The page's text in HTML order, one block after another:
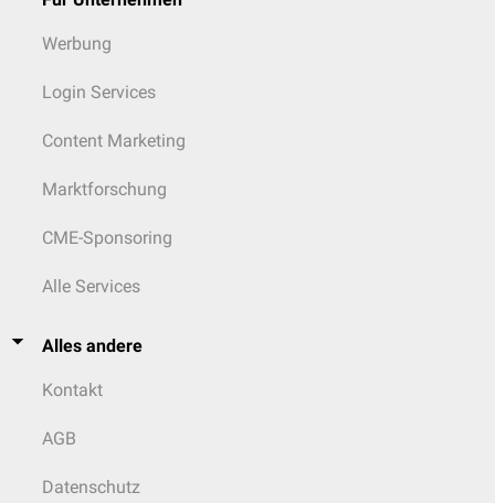
Werbung
Login Services
Content Marketing
Marktforschung
CME-Sponsoring
Alle Services
Alles andere
Kontakt
AGB
Datenschutz